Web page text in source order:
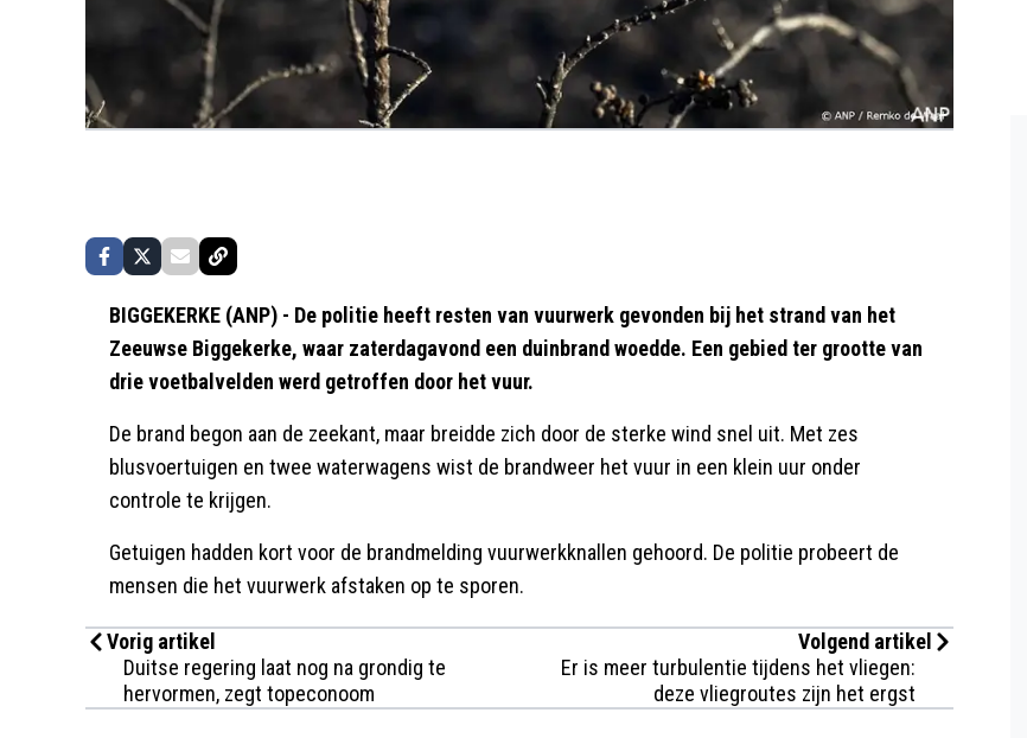
BIGGEKERKE (ANP) - De politie heeft resten van vuurwerk gevonden bij het strand van het
Zeeuwse Biggekerke, waar zaterdagavond een duinbrand woedde. Een gebied ter grootte van
drie voetbalvelden werd getroffen door het vuur.
De brand begon aan de zeekant, maar breidde zich door de sterke wind snel uit. Met zes
blusvoertuigen en twee waterwagens wist de brandweer het vuur in een klein uur onder
controle te krijgen.
Getuigen hadden kort voor de brandmelding vuurwerkknallen gehoord. De politie probeert de
mensen die het vuurwerk afstaken op te sporen.
Vorig artikel
Duitse regering laat nog na grondig te
hervormen, zegt topeconoom
Volgend artikel
Er is meer turbulentie tijdens het vliegen:
deze vliegroutes zijn het ergst